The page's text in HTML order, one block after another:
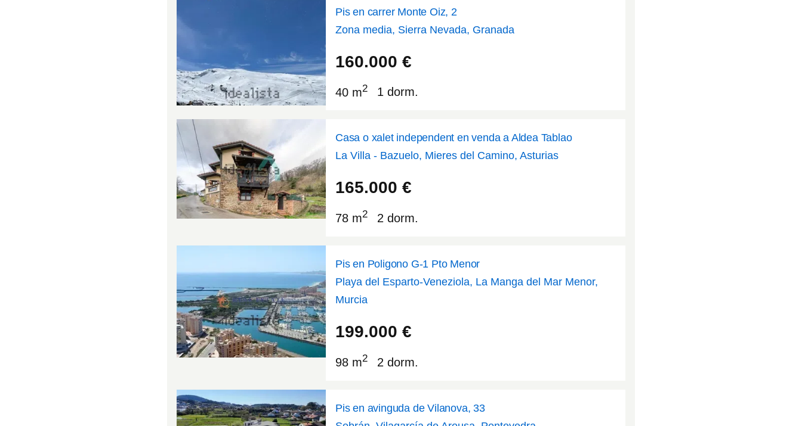
Pis en carrer Monte Oiz, 2
Zona media, Sierra Nevada, Granada
160.000 €
40 m2 1 dorm.
Casa o xalet independent en venda a Aldea Tablao
La Villa - Bazuelo, Mieres del Camino, Asturias
165.000 €
78 m2 2 dorm.
Pis en Poligono G-1 Pto Menor
Playa del Esparto-Veneziola, La Manga del Mar Menor,
Murcia
199.000 €
98 m2 2 dorm.
Pis en avinguda de Vilanova, 33